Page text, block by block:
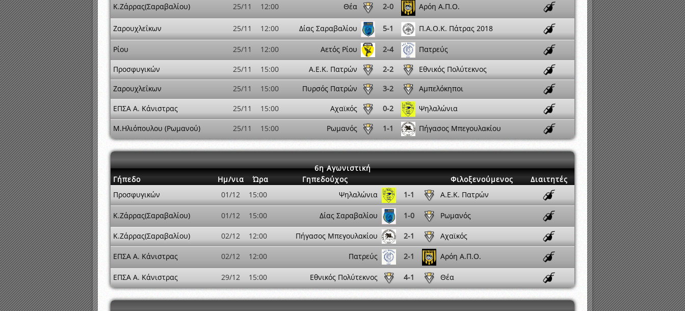
Κ.Ζάρρας(Σαραβαλίου)
25/11 12:00 Θέα 2-0 Αρόη Α.Π.Ο.
Ζαρουχλεΐκων 25/11 12:00 Δίας Σαραβαλίου 5-1 Π.Α.Ο.Κ. Πάτρας 2018
Ρίου 25/11 12:00 Αετός Ρίου 2-4 Πατρεύς
Προσφυγικών 25/11 15:00 Α.Ε.Κ. Πατρών 2-2
Εθνικός Πολύτεκνος
Ζαρουχλεΐκων
25/11 15:00 Πυρσός Πατρών 3-2 Αμπελόκηποι
ΕΠΣΑ Α. Κάνιστρας 25/11 15:00 Αχαϊκός 0-2 Ψηλαλώνια
Μ.Ηλιόπουλου (Ρωμανού) 25/11 15:00 Ρωμανός 1-1 Πήγασος Μπεγουλακίου
6η Αγωνιστική
Γήπεδο
Ημ/νια Ώρα Γηπεδούχος Φιλοξενούμενος
Διαιτητές
Προσφυγικών
01/12 15:00 Ψηλαλώνια 1-1 Α.Ε.Κ. Πατρών
Κ.Ζάρρας(Σαραβαλίου) 01/12 15:00 Δίας Σαραβαλίου 1-0 Ρωμανός
Κ.Ζάρρας(Σαραβαλίου) 02/12 12:00 Πήγασος Μπεγουλακίου 2-1 Αχαϊκός
ΕΠΣΑ Α. Κάνιστρας 02/12 12:00 Πατρεύς 2-1 Αρόη Α.Π.Ο.
ΕΠΣΑ Α. Κάνιστρας 29/12 15:00 Εθνικός Πολύτεκνος 4-1 Θέα